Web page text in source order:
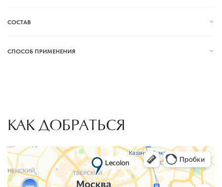
СОСТАВ
СПОСОБ ПРИМЕНЕНИЯ
КАК ДОБРАТЬСЯ